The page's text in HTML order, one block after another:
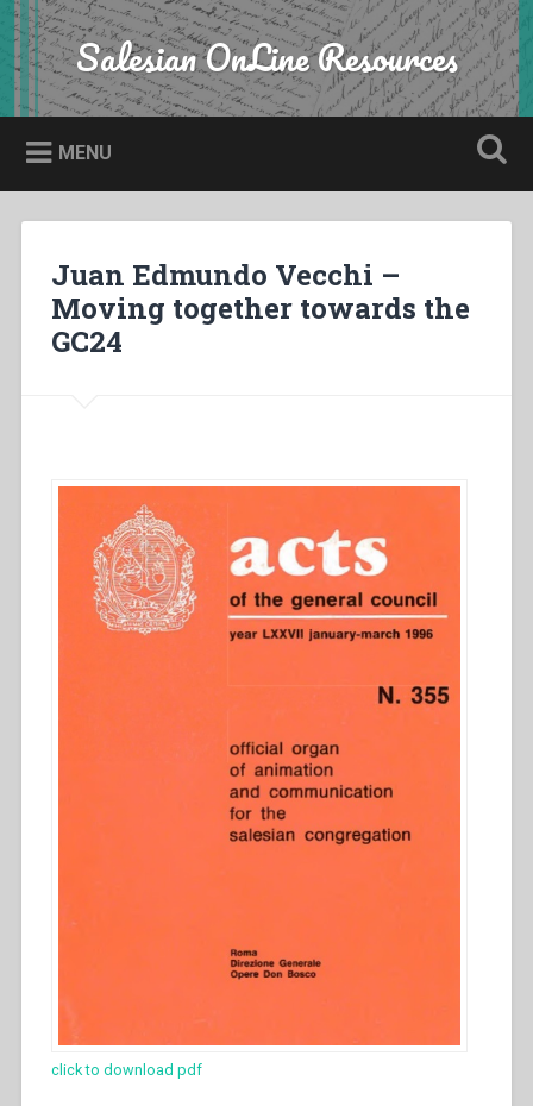
Skip
to
content
Search Salesian OnLine Resources
MENU
Juan Edmundo Vecchi –
Moving together towards the
GC24
click to download pdf